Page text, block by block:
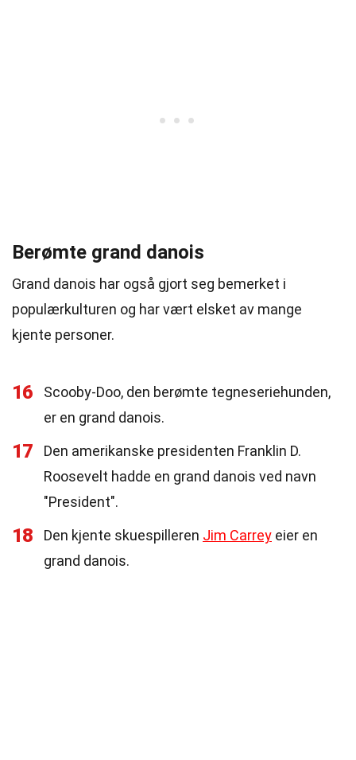
Berømte grand danois
Grand danois har også gjort seg bemerket i
populærkulturen og har vært elsket av mange
kjente personer.
16
Scooby-Doo, den berømte tegneseriehunden,
er en grand danois.
17
Den amerikanske presidenten Franklin D.
Roosevelt hadde en grand danois ved navn
"President".
18 Den kjente skuespilleren Jim Carrey eier en
grand danois.